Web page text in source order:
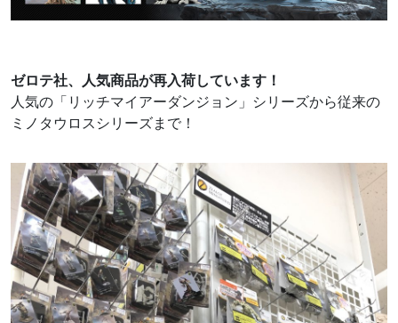
ゼロテ社、人気商品が再入荷しています！
人気の「リッチマイアーダンジョン」シリーズから従来の
ミノタウロスシリーズまで！